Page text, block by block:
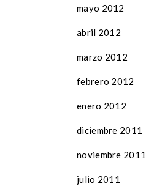
mayo 2012
abril 2012
marzo 2012
febrero 2012
enero 2012
diciembre 2011
noviembre 2011
julio 2011